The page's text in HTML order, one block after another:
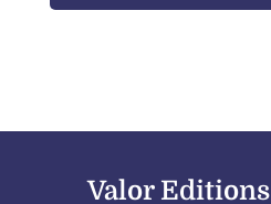
Valor